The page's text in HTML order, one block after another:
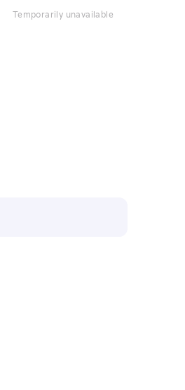
temporarily unavailable